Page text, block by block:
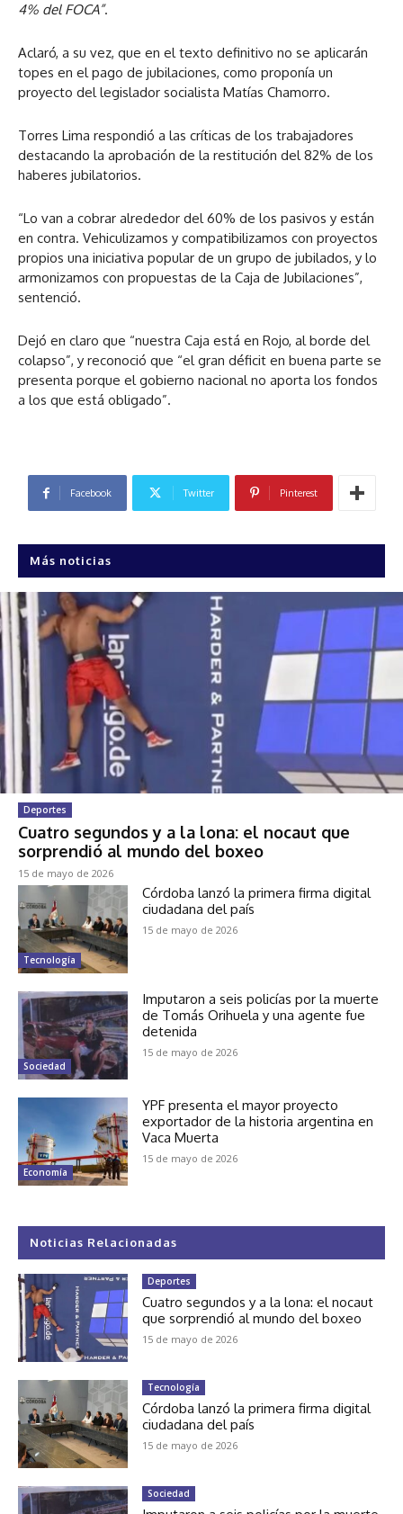
4% del FOCA”.
Aclaró, a su vez, que en el texto definitivo no se aplicarán
topes en el pago de jubilaciones, como proponía un
proyecto del legislador socialista Matías Chamorro.
Torres Lima respondió a las críticas de los trabajadores
destacando la aprobación de la restitución del 82% de los
haberes jubilatorios.
“Lo van a cobrar alrededor del 60% de los pasivos y están
en contra. Vehiculizamos y compatibilizamos con proyectos
propios una iniciativa popular de un grupo de jubilados, y lo
armonizamos con propuestas de la Caja de Jubilaciones”,
sentenció.
Dejó en claro que “nuestra Caja está en Rojo, al borde del
colapso”, y reconoció que “el gran déficit en buena parte se
presenta porque el gobierno nacional no aporta los fondos
a los que está obligado”.
Facebook Twitter Pinterest
Más noticias
Deportes
Cuatro segundos y a la lona: el nocaut que
sorprendió al mundo del boxeo
15 de mayo de 2026
Tecnología
Córdoba lanzó la primera firma digital
ciudadana del país
15 de mayo de 2026
Sociedad
Imputaron a seis policías por la muerte
de Tomás Orihuela y una agente fue
detenida
15 de mayo de 2026
Economía
YPF presenta el mayor proyecto
exportador de la historia argentina en
Vaca Muerta
15 de mayo de 2026
Noticias Relacionadas
Deportes
Cuatro segundos y a la lona: el nocaut
que sorprendió al mundo del boxeo
15 de mayo de 2026
Tecnología
Córdoba lanzó la primera firma digital
ciudadana del país
15 de mayo de 2026
Sociedad